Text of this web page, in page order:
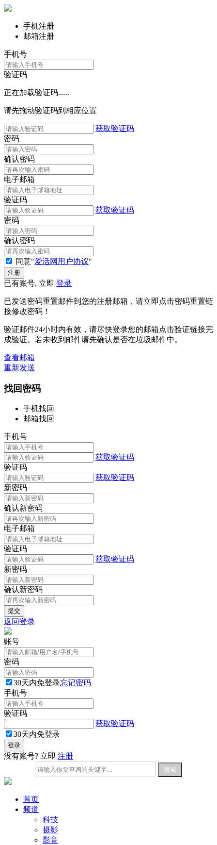
手机注册
邮箱注册
手机号
验证码
正在加载验证码......
请先拖动验证码到相应位置
获取验证码
密码
确认密码
电子邮箱
验证码
获取验证码
密码
确认密码
同意"爱活网用户协议"
已有账号, 立即 登录
已发送密码重置邮件到您的注册邮箱，请立即点击密码重置链
接修改密码！
验证邮件24小时内有效，请尽快登录您的邮箱点击验证链接完
成验证。若未收到邮件请先确认是否在垃圾邮件中。
查看邮箱
重新发送
找回密码
手机找回
邮箱找回
手机号
获取验证码
验证码
获取验证码
新密码
确认新密码
电子邮箱
验证码
获取验证码
新密码
确认新密码
返回登录
账号
密码
30天内免登录忘记密码
手机号
验证码
获取验证码
30天内免登录
没有账号? 立即 注册
首页
频道
科技
摄影
影音